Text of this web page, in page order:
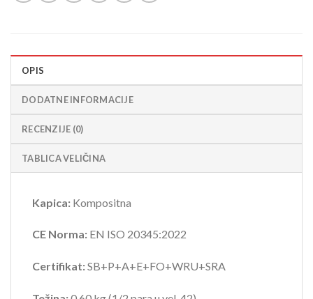
OPIS
DODATNE INFORMACIJE
RECENZIJE (0)
TABLICA VELIČINA
Kapica: Kompositna
CE Norma: EN ISO 20345:2022
Certifikat:SB+P+A+E+FO+WRU+SRA